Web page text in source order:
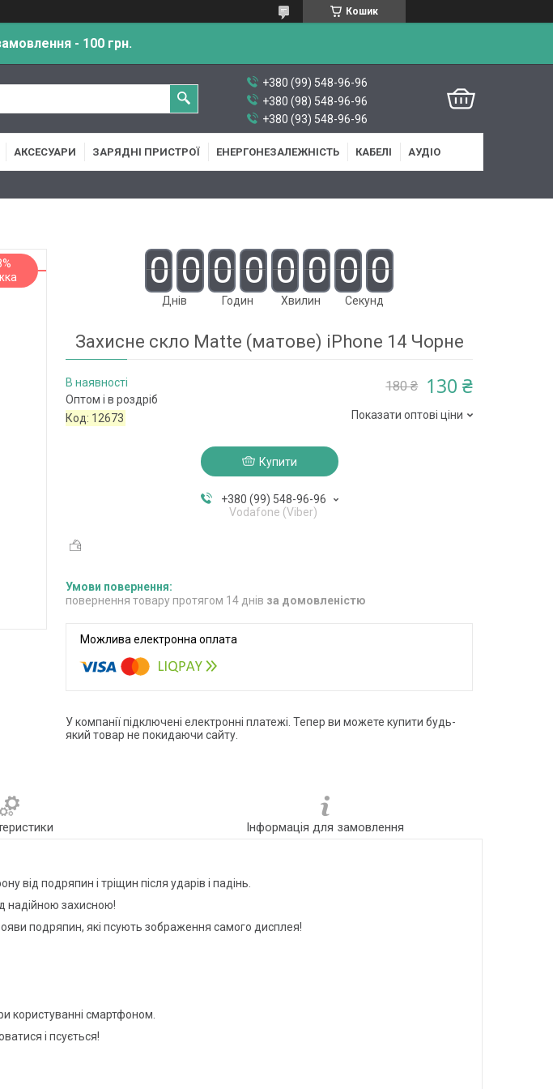
Кошик
- 100 грн.
+380 (99) 548-96-96
+380 (98) 548-96-96
+380 (93) 548-96-96
АКСЕСУАРИ ЗАРЯДНІ ПРИСТРОЇ ЕНЕРГОНЕЗАЛЕЖНІСТЬ КАБЕЛІ АУДІО
0 0
Днів
0 0
Годин
0 0
Хвилин
0 0
Секунд
Захисне скло Matte (матове) iPhone 14 Чорне
В наявності
Оптом і в роздріб
Код: 12673
180 ₴ 130 ₴
Показати оптові ціни
Купити
+380 (99) 548-96-96
Vodafone (Viber)
повернення товару протягом 14 днів за домовленістю
У компанії підключені електронні платежі. Тепер ви можете купити будь-
який товар не покидаючи сайту.
Інформація для замовлення
від подряпин і тріщин після ударів і падінь.
надійною захисною!
подряпин, які псують зображення самого дисплея!
користуванні смартфоном.
і псується!